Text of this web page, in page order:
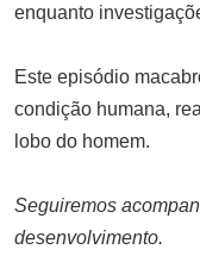
enquanto
Este episódio
condição humana,
lobo do homem.
Seguiremos
desenvolvimento.